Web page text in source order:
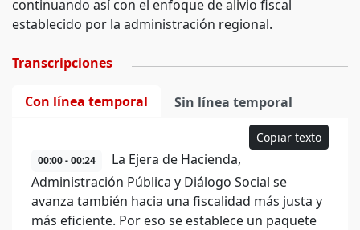
continuando así con el enfoque de alivio fiscal
establecido por la administración regional.
Transcripciones
Con línea temporal Sin línea temporal
Copiar texto
00:00 - 00:24
La Ejera de Hacienda,
Administración Pública y Diálogo Social se
avanza también hacia una fiscalidad más justa y
más eficiente. Por eso se establece un paquete